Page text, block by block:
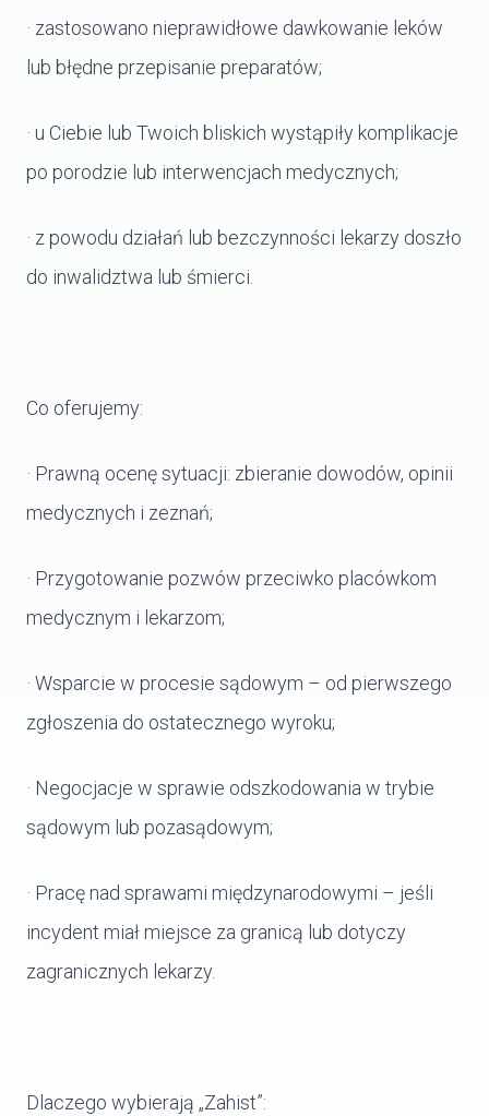
· zastosowano nieprawidłowe dawkowanie leków
lub błędne przepisanie preparatów;
· u Ciebie lub Twoich bliskich wystąpiły komplikacje
po porodzie lub interwencjach medycznych;
· z powodu działań lub bezczynności lekarzy doszło
do inwalidztwa lub śmierci.
Co oferujemy:
· Prawną ocenę sytuacji: zbieranie dowodów, opinii
medycznych i zeznań;
· Przygotowanie pozwów przeciwko placówkom
medycznym i lekarzom;
· Wsparcie w procesie sądowym – od pierwszego
zgłoszenia do ostatecznego wyroku;
· Negocjacje w sprawie odszkodowania w trybie
sądowym lub pozasądowym;
· Pracę nad sprawami międzynarodowymi – jeśli
incydent miał miejsce za granicą lub dotyczy
zagranicznych lekarzy.
Dlaczego wybierają „Zahist”: